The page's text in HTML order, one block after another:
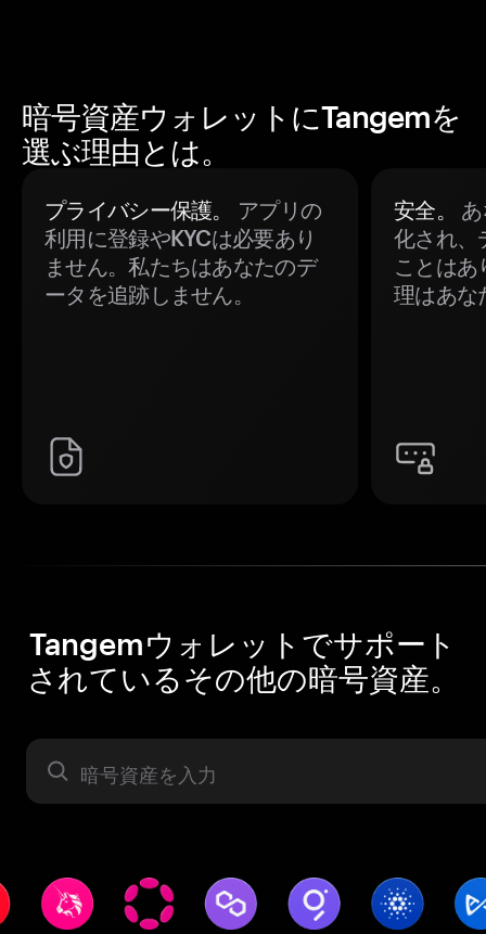
暗号資産ウォレットにTangemを
選ぶ理由とは。
プライバシー保護。
アプリの
利用に登録やKYCは必要あり
ません。私たちはあなたのデ
ータを追跡しません。
安全。
化され、
ことはあ
理はあな
Tangemウォレットでサポート
されているその他の暗号資産。
暗号資産